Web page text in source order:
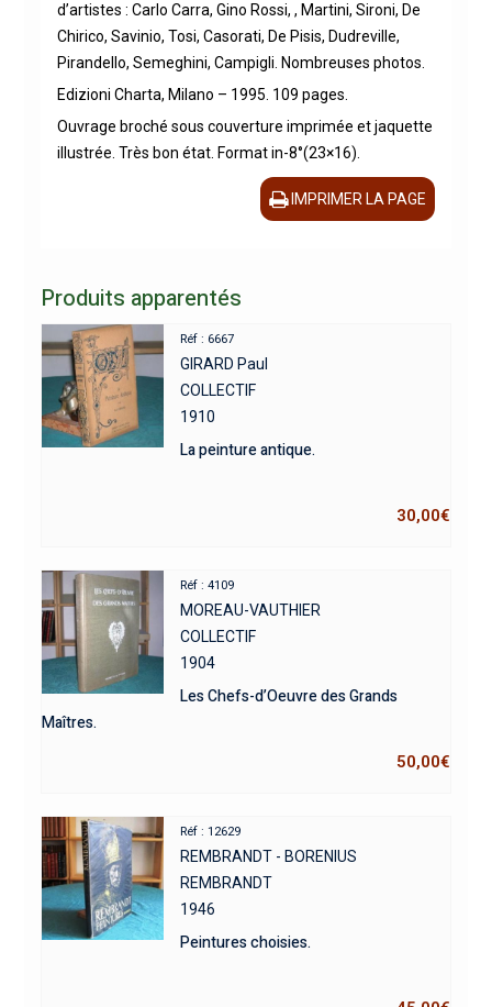
d’artistes : Carlo Carra, Gino Rossi, , Martini, Sironi, De
Chirico, Savinio, Tosi, Casorati, De Pisis, Dudreville,
Pirandello, Semeghini, Campigli. Nombreuses photos.
Edizioni Charta, Milano – 1995. 109 pages.
Ouvrage broché sous couverture imprimée et jaquette
illustrée. Très bon état. Format in-8°(23×16).
IMPRIMER LA PAGE
Produits apparentés
Réf : 6667
GIRARD Paul
COLLECTIF
1910
La peinture antique.
30,00€
Réf : 4109
MOREAU-VAUTHIER
COLLECTIF
1904
Les Chefs-d’Oeuvre des Grands
Maîtres.
50,00€
Réf : 12629
REMBRANDT - BORENIUS
REMBRANDT
1946
Peintures choisies.